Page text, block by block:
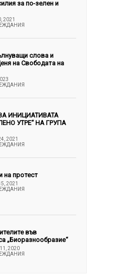
за по-зелен и
2021
слова и
на Свободата на
ИНИЦИАТИВАТА
УТРЕ“ НА ГРУПА
2021
на протест
2021
във
„Биоразнообразие“
2020